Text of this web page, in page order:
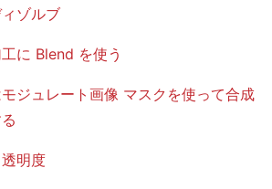
ゾルブ
に Blend を使う
ジュレート画像 マスクを使って合成
明度